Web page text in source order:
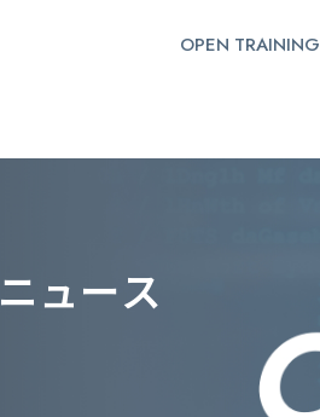
OPEN TRAINING
ニュース